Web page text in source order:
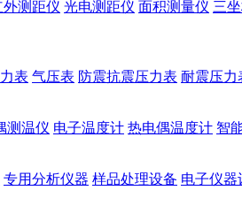
外测距仪 光电测距仪 面积测量仪 三
表 气压表 防震抗震压力表 耐震压力
测温仪 电子温度计 热电偶温度计 智
专用分析仪器 样品处理设备 电子仪器